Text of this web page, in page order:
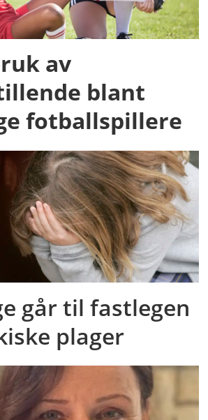
av
blant
fotballspillere
går til fastlegen
plager